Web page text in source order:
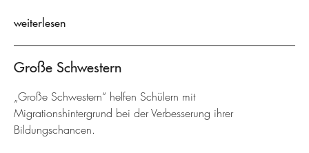
weiterlesen
Große Schwestern
„Große Schwestern“ helfen Schülern mit
Migrationshintergrund bei der Verbesserung ihrer
Bildungschancen.